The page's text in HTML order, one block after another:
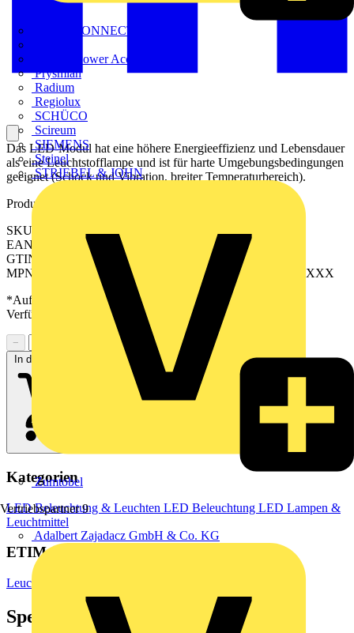
METZ CONNECT
Nexans Power Accessories
Prysmian
Radium
Regiolux
SCHÜCO
Scireum
SIEMENS
Steinel
STRIEBEL & JOHN
Zumtobel
Vertriebspartner 9
Adalbert Zajadacz GmbH & Co. KG
Das LED-Modul hat eine höhere Energieeffizienz und Lebensdauer
als eine Leuchtstofflampe und ist für harte Umgebungsbedingungen
geeignet (Schock und Vibration, breiter Temperaturbereich).
Produktkennzeichen
SKU: 2528010000
EAN: 04050118538991
GTIN: 04050118538991
MPN: WIL-LWXXXX-6500D024-240MFX3.0OXXXXXXXX
*Auf Anfrage verfügbar - bitte in den Warenkorb legen, um
Verfügbarkeit zu prüfen
−
In den Warenkorb
Kategorien
LED Beleuchtung & Leuchten LED Beleuchtung LED Lampen &
Leuchtmittel
ETIM Group
Leuchtmittel
Spezifikationen